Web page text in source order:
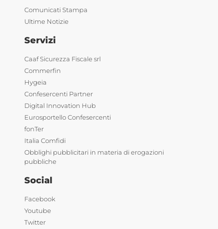
Comunicati Stampa
Ultime Notizie
Servizi
Caaf Sicurezza Fiscale srl
Commerfin
Hygeia
Confesercenti Partner
Digital Innovation Hub
Eurosportello Confesercenti
fonTer
Italia Comfidi
Obblighi pubblicitari in materia di erogazioni
pubbliche
Social
Facebook
Youtube
Twitter